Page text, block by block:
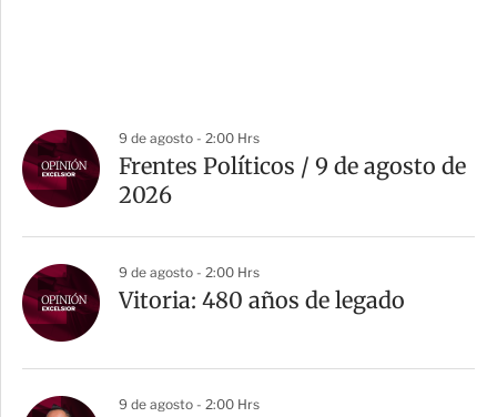
9 de agosto - 2:00 Hrs
Frentes Políticos / 9 de agosto de
2026
9 de agosto - 2:00 Hrs
Vitoria: 480 años de legado
9 de agosto - 2:00 Hrs